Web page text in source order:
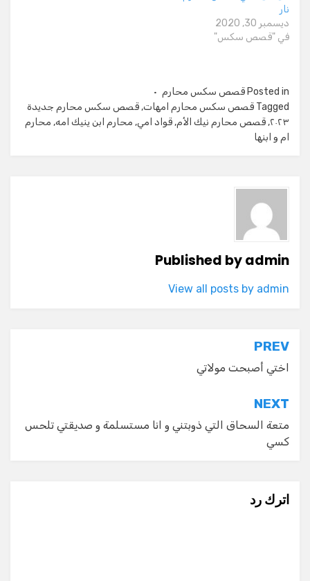
نار
ديسمبر 30, 2020
في "قصص سكس"
Posted in قصص سكس محارم
Tagged قصص سكس محارم امهات, قصص سكس محارم جديدة
٢٠٢٣, قصص محارم نيك الأم, قواد امي, محارم ابن ينيك امه, محارم
ام و ابنها
Published byadmin
View all posts by admin
تصفّح
المقالات
PREV
اختي أصبحت مولاتي
NEXT
متعة السحاق التي ذوبتني و انا مستسلمة و صديقتي تلحس
كسي
اترك رد